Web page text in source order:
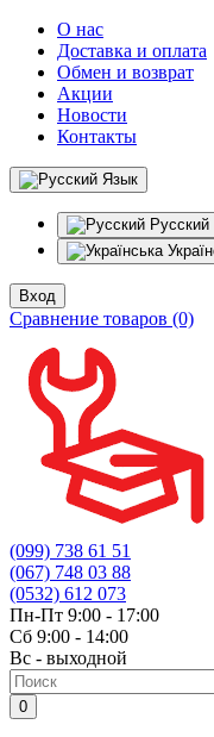
О нас
Доставка и оплата
Обмен и возврат
Акции
Новости
Контакты
Язык
Русский
Вход
Сравнение товаров (0)
(099) 738 61 51
(067) 748 03 88
(0532) 612 073
Пн-Пт 9:00 - 17:00
Сб 9:00 - 14:00
Вс - выходной
0